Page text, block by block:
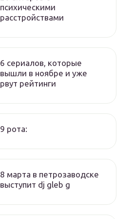
психическими
расстройствами
6 сериалов, которые
вышли в ноябре и уже
рвут рейтинги
9 рота:
8 марта в петрозаводске
выступит dj gleb g